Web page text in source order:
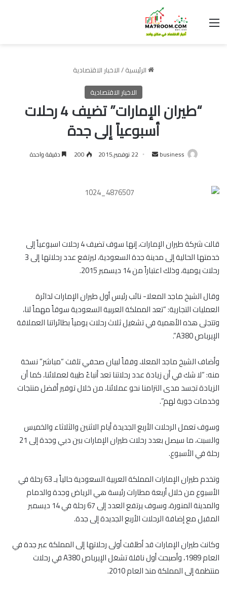
القائمة
الرئيسية/الاخبار الاقتصادية
الاخبار الاقتصادية
“طيران الإمارات” تضيف 4 رحلات
أسبوعياً إلى جدة
business
أرسل 22 نوفمبر,2015 200 دقيقة واحدة
قالت شركة طيران الإمارات، إنها سوف تضيف 4 رحلات اسبوعياً إلى
خدمتها الحالية إلى مدينة جدة السعودية، ليرتفع عدد رحلاتها إلى 3
رحلات يومية، وذلك اعتباراً من 14 ديسمبر 2015.
وقال الشيخ ماجد المعلا- نائب رئيس أول طيران الإمارات لدائرة
العمليات التجارية: “تعد المملكة العربية السعودية سوقاً مهماً لنا،
وتتجلى هذه الأهمية في تشغيل ثلاث رحلات يومياً بطائراتنا العملاقة
الإيرباص A380”.
وأضاف الشيخ ماجد المعلا، وفقاً لبيان صحفي تلقت “مباشر” نسخة
منه: “لا شك في أن زيادة عدد رحلاتنا تعد أنباءً طيبة لعملائنا، كما أن
الزيادة تجسد مدى التزامنا نحو عملائنا، من خلال توفير أفضل منتجات
وخدمات جوية لهم”.
وسوف تعمل الرحلات الأربع الجديدة أيام الاثنين والثلاثاء والخميس
والسبت، ما سيصل بعدد رحلات طيران الإمارات بين دبي وجدة إلى 21
رحلة في الأسبوع.
وتخدم طيران الإمارات المملكة العربية السعودية حالياً بـ 63 رحلة في
الأسبوع من خلال أربعة مطارات رئيسة هي الرياض وجدة والدمام
والمدينة المنورة، وسوف يرتفع العدد إلى 67 رحلة في 14 ديسمبر
المقبل مع إضافة الرحلات الأربع الجديدة إلى جدة.
وكانت طيران الإمارات قد أطلقت أولى رحلاتها إلى المملكة عبر جدة في
العام 1989، وأصبحت أول ناقلة تشغل الإيرباص A380 في رحلات
منتظمة إلى المملكة منذ العام 2010.